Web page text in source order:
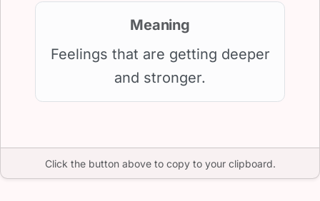
Meaning
Feelings that are getting deeper
and stronger.
Click the button above to copy to your clipboard.